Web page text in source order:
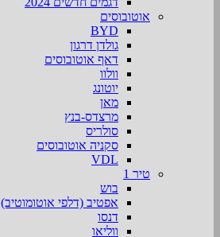
אוטובוסים
BYD
גולדן דרגון
דאף אוטובוסים
וולוו
יוטונג
מאן
מרצדס-בנץ
סולריס
סקניה אוטובוסים
VDL
טיר 1
בוש
אפטיב (דלפי אוטומוטיב)
דנסו
ווליאו